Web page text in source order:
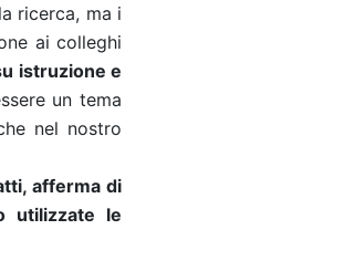
ricerca, ma i
ai colleghi
istruzione e
un tema
nel nostro
afferma di
utilizzate le